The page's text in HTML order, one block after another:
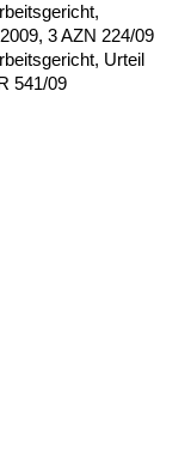
3 AZN 224/09
Urteil
541/09